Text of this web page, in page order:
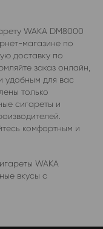
WAKA DM8000
магазине по
доставку по
заказ онлайн,
удобным для вас
только
сигареты и
комфортным и
WAKA
вкусы с